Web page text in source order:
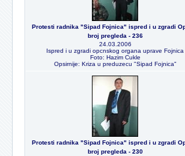
Protesti radnika "Sipad Fojnica" ispred i u zgradi
broj pregleda - 236
24.03.2006
Ispred i u zgradi opcnskog organa uprave Fojnica
Foto: Hazim Cukle
Opsirnije: Kriza u preduzecu "Sipad Fojnica"
Protesti radnika "Sipad Fojnica" ispred i u zgradi
broj pregleda - 230